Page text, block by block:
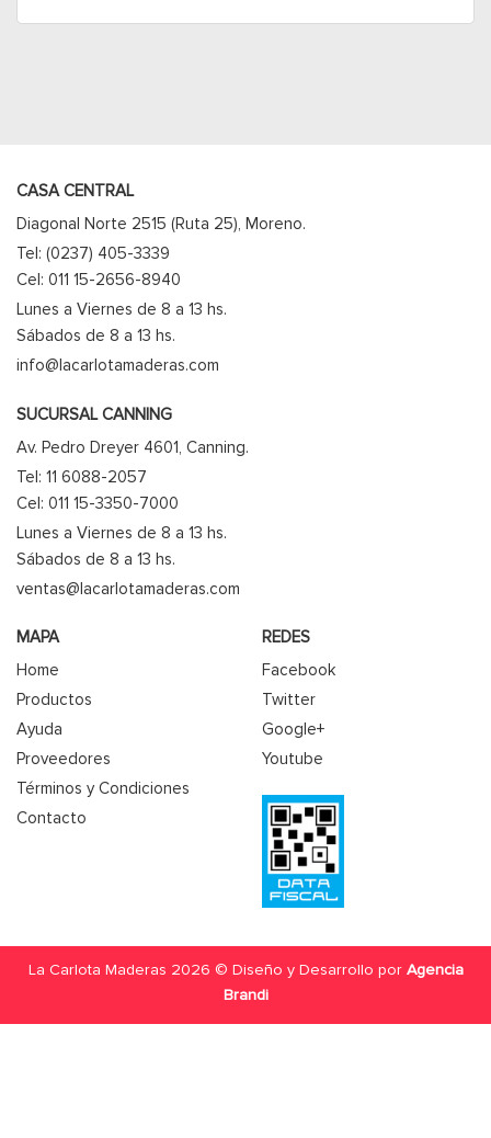
CASA CENTRAL
Diagonal Norte 2515 (Ruta 25), Moreno.
Tel: (0237) 405-3339
Cel: 011 15-2656-8940
Lunes a Viernes de 8 a 13 hs.
Sábados de 8 a 13 hs.
info@lacarlotamaderas.com
SUCURSAL CANNING
Av. Pedro Dreyer 4601, Canning.
Tel: 11 6088-2057
Cel: 011 15-3350-7000
Lunes a Viernes de 8 a 13 hs.
Sábados de 8 a 13 hs.
ventas@lacarlotamaderas.com
MAPA
Home
Productos
Ayuda
Proveedores
Términos y Condiciones
Contacto
REDES
Facebook
Twitter
Google+
Youtube
La Carlota Maderas 2026 © Diseño y Desarrollo por Agencia
Brandi